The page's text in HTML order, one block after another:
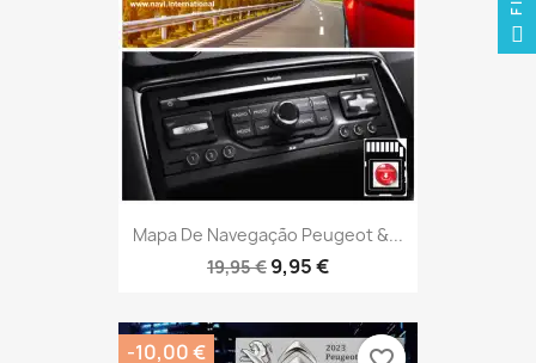
Mapa De Navegação Peugeot &...
19,95 € 9,95 €
-10,00 €